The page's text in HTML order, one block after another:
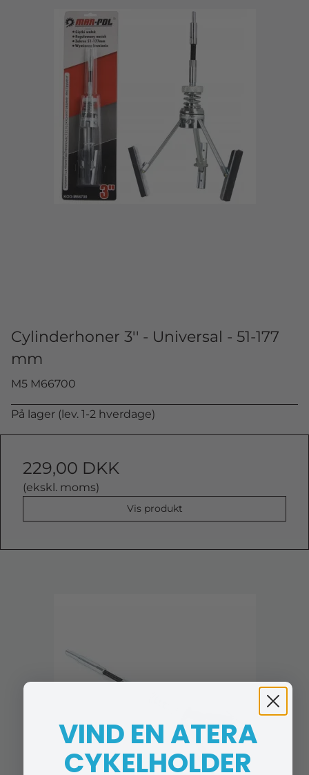
Cylinderhoner 3'' - Universal - 51-177
mm
M5 M66700
På lager (lev. 1-2 hverdage)
229,00 DKK
(ekskl. moms)
Vis produkt
VIND EN ATERA
CYKELHOLDER